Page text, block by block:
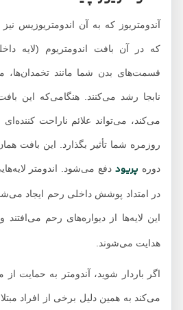
آندومتریوز که به آن اندومتریوزیس نیز
که در آن بافت اندومتریوم (لایه داخلی
قسمت‌های بدن شما مانند تخمدان‌ها،
نابجا رشد می‌کنند. هنگامی‌که این بافت در
می‌کند، می‌تواند علائم ناراحت کننده‌ای را
روزمره شما تأثیر بگذارد. این بافت همان
دورهپریوددفع می‌شود. اندومتر لایه‌هایی
در امتداد پوشش داخلی رحم ایجاد می‌شوند.
این لایه‌ها از دیواره‌های رحم می‌افتند و
هدایت می‌شوند.
اگر باردار شوید، آندومتر به حمایت از
می‌کند به همین دلیل برخی از افراد مبتلا به